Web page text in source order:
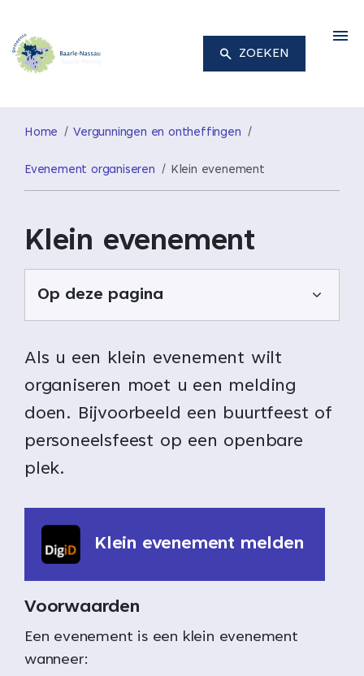
ZOEKEN
Home Vergunningen en ontheffingen
Evenement organiseren Klein evenement
Klein evenement
Op deze pagina
Als u een klein evenement wilt
organiseren moet u een melding
doen. Bijvoorbeeld een buurtfeest of
personeelsfeest op een openbare
plek.
Klein evenement melden
Voorwaarden
Een evenement is een klein evenement
wanneer: